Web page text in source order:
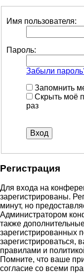
Имя пользователя:
Пароль:
Забыли
Запомнить
Скрыть моё
раз
Регистрация
Для входа на
зарегистрированы.
минут, но
Администратором
также
зарегистрированных
зарегистрироваться,
правилами и
Помните, что ваше
согласие со всеми